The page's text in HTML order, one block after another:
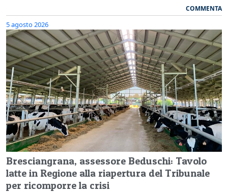
COMMENTA
5 agosto 2026
Bresciangrana, assessore Beduschi: Tavolo
latte in Regione alla riapertura del Tribunale
per ricomporre la crisi